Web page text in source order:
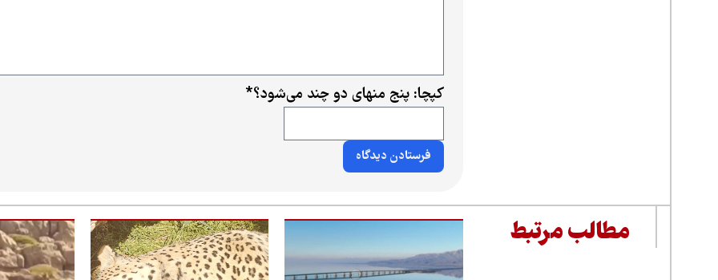
کپچا: پنج منهای دو چند می‌شود؟*
مطالب مرتبط